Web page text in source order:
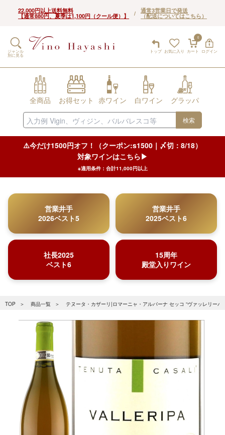
22,000円以上送料無料
【通常880円、夏季は1,100円（クール便）】 / 通常3営業日で発送
（配送についてはこちら）
トップ お気に入り
0
カート ログイン
ジャンル
別に見る
全商品 お得セット 赤ワイン 白ワイン グラッパ
検索
⚠️今だけ1500円オフ！（クーポン:s1500｜〆切：8/18）
対象ワインはこちら▶︎
※適用条件：合計11,000円以上
営業井手
2026ベスト5
営業井手
2025ベスト6
社長2025
ベスト6
15周年
殿堂入りワイン
TOP 商品一覧 テヌータ・カザーリ|ロマーニャ・アルバーナ セッコ “ヴァッレリーパ